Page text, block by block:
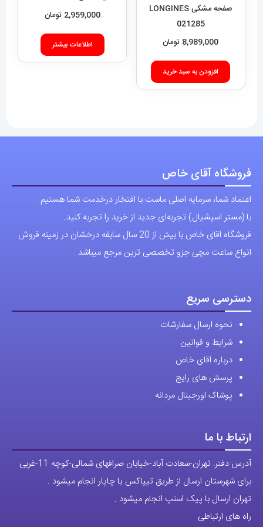
شوند
صفحه مشکی LONGINES
021285
8,989,000 تومان
افزودن به سبد خرید
Quadro 423
2,959,000 تومان
اطلاعات بیشتر
فروشگاه آقای خاص
اعتماد شما، سرمایه اصلی ماست.با افتخار درخدمت شما هستیم.
با (مستر اسپشیال) تجربه‌ای جدید از خرید را تجربه کنید.
فروشگاه اقای خاص با بیش از 20 سال سابقه درخشان در زمینه فروش
انواع ساعت مچی جزو تخصصی ترین مرجع میباشد .
دسترسی سریع
نحوه ارسال سفارشات
شرایط و قوانین
درباره اقای خاص
پرسش های رایج
پوشاک اورجینال مردانه
ارتباط با ما
آدرس دفتر: تهران-سعادت آباد-خیابان صرافهای شمالی-کوچه 11-غربی
برای شهرستان ارسال از طریق تیپاکس یا چاپار انجام میشود .
تهران ارسال با پیک اسنپ انجام میشود .
راه های ارتباطی